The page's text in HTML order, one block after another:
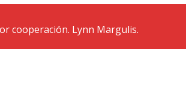
cooperación. Lynn Margulis.